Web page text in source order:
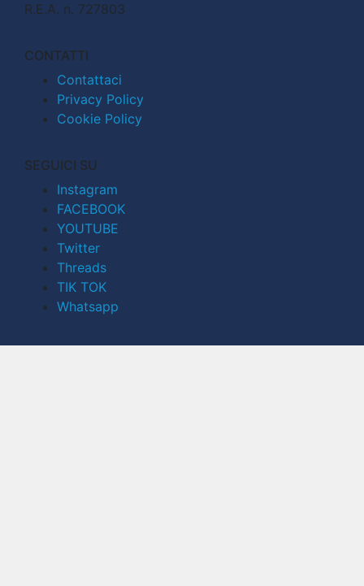
R.E.A. n. 727803
CONTATTI
Contattaci
Privacy Policy
Cookie Policy
SEGUICI SU
Instagram
FACEBOOK
YOUTUBE
Twitter
Threads
TIK TOK
Whatsapp